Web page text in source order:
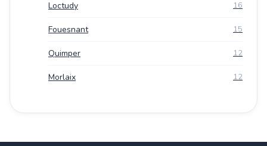
Loctudy 16
Fouesnant 15
Quimper 12
Morlaix 12